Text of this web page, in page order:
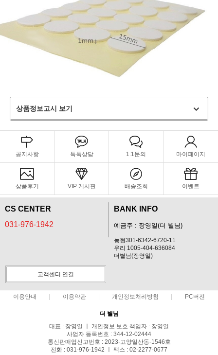
상품정보고시 보기
공지사항 톡톡상담 1:1문의 마이페이지
상품후기 VIP 게시판 배송조회 이벤트
CS CENTER
031-976-1942
BANK INFO
예금주 : 장영일(더 별님)
농협301-6342-6720-11
우리 1005-404-636084
더별님(장영일)
고객센터 연결
이용안내 이용약관 개인정보처리방침 PC버전
더 별님
대표 : 장영일 ㅣ 개인정보 보호 책임자 : 장영일
사업자 등록번호 : 344-12-02444
통신판매업신고번호 : 2023-고양일산동-1546호
전화 : 031-976-1942 ㅣ 팩스 : 02-2277-0677